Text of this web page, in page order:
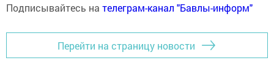
Подписывайтесь на телеграм-канал "Бавлы-информ"
Перейти на страницу новости